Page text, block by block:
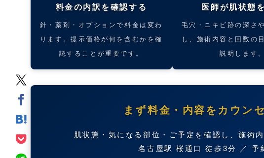
料金の内訳を確認する
針・薬剤・オプションで料金は変わ
ります。提示価格が何を含むかを確
認することが重要です。
医師が肌状態
毛穴・ニキビ跡の深さ
し、施術内容と回数の
説明します。
まず料金・内容をカウン
肌状態・気になる部位・ご予定を確認し、施術
名古屋駅 桜通口 徒歩3分 ／ 予